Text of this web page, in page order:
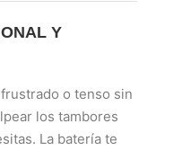
Y
o tenso sin
los tambores
La batería te